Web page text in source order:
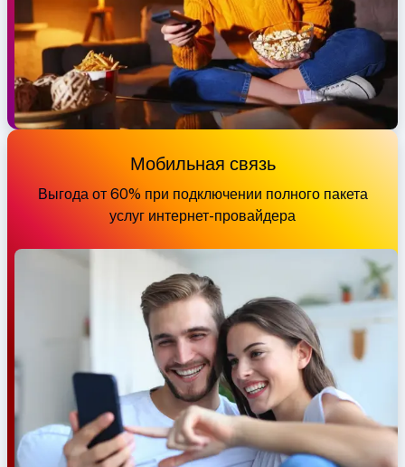
Мобильная связь
Выгода от 60% при подключении полного пакета
услуг интернет-провайдера